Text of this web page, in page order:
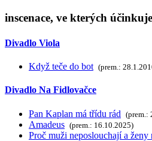
inscenace, ve kterých
Divadlo Viola
Když teče do bot (prem.:
Divadlo Na Fidlovačce
Pan Kaplan má třídu rád (prem.:
Amadeus (prem.: 16.10.2025)
Proč muži neposlouchají a ženy